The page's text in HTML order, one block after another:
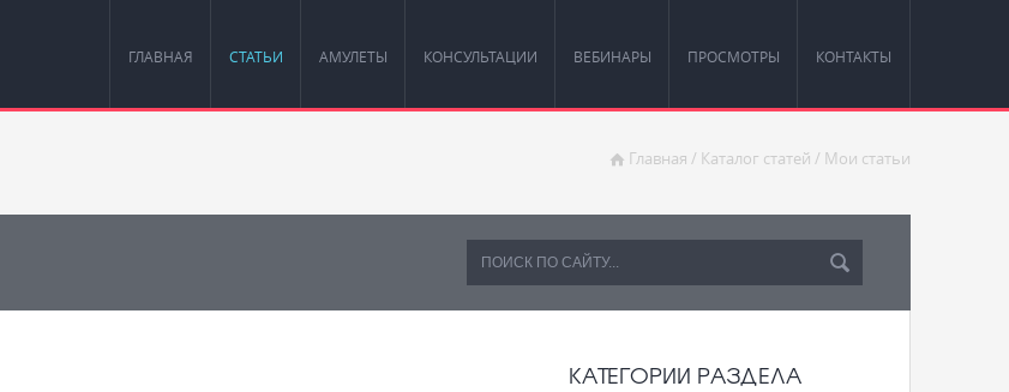
ГЛАВНАЯ СТАТЬИ АМУЛЕТЫ КОНСУЛЬТАЦИИ ВЕБИНАРЫ ПРОСМОТРЫ КОНТАКТЫ
Главная / Каталог статей / Мои статьи
КАТЕГОРИИ РАЗДЕЛА